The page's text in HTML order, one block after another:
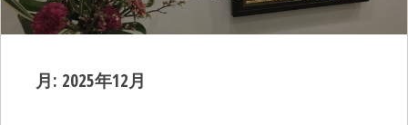
月: 2025年12月